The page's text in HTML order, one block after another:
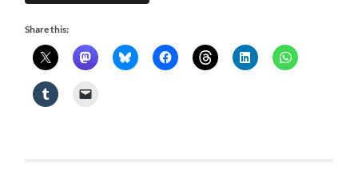
Share this: